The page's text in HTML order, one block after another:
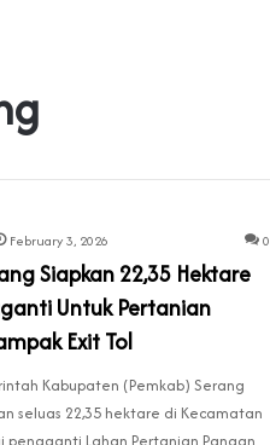
February 3, 2026 0
Siapkan 22,35 Hektare
Untuk Pertanian
Exit Tol
Kabupaten (Pemkab) Serang
seluas 22,35 hektare di Kecamatan